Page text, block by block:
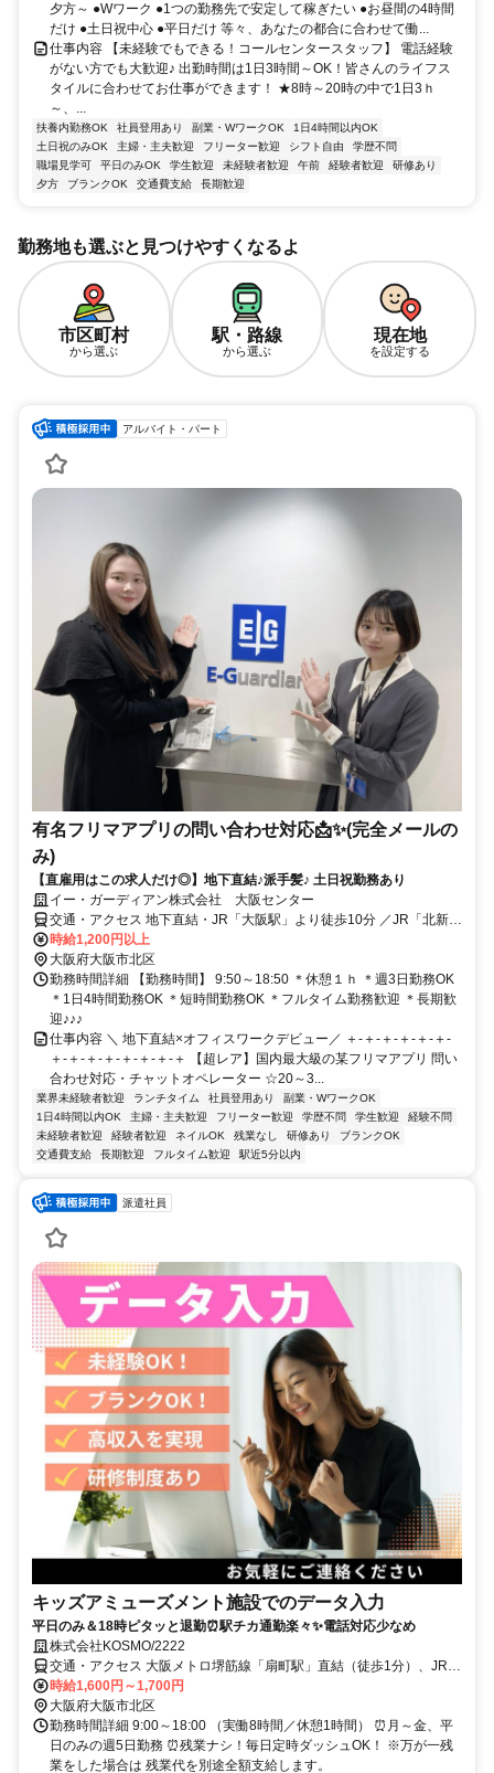
夕方～ ●Wワーク ●1つの勤務先で安定して稼ぎたい ●お昼間の4時間
だけ ●土日祝中心 ●平日だけ 等々、あなたの都合に合わせて働...
仕事内容 【未経験でもできる！コールセンタースタッフ】 電話経験
がない方でも大歓迎♪ 出勤時間は1日3時間～OK！皆さんのライフス
タイルに合わせてお仕事ができます！ ★8時～20時の中で1日3ｈ
～、...
扶養内勤務OK 社員登用あり 副業・WワークOK
1日4時間以内OK
土日祝のみOK
主婦・主夫歓迎 フリーター歓迎 シフト自由
学歴不問
職場見学可
平日のみOK 学生歓迎 未経験者歓迎 午前 経験者歓迎
研修あり
夕方
ブランクOK 交通費支給 長期歓迎
勤務地も選ぶと見つけやすくなるよ
市区町村
から選ぶ
駅・路線
から選ぶ
現在地
を設定する
アルバイト・パート
有名フリマアプリの問い合わせ対応📩✨(完全メールの
み)
【直雇用はこの求人だけ◎】地下直結♪派手髪♪ 土日祝勤務あり
イー・ガーディアン株式会社 大阪センター
交通・アクセス 地下直結・JR「大阪駅」より徒歩10分 ／JR「北新地
駅」より徒歩5分
時給1,200円以上
大阪府大阪市北区
勤務時間詳細 【勤務時間】 9:50～18:50 ＊休憩１ｈ ＊週3日勤務OK
＊1日4時間勤務OK ＊短時間勤務OK ＊フルタイム勤務歓迎 ＊長期歓
迎♪♪♪
仕事内容 ＼ 地下直結×オフィスワークデビュー／ ＋-＋-＋-＋-＋-＋-
＋-＋-＋-＋-＋-＋-＋-＋ 【超レア】国内最大級の某フリマアプリ 問い
合わせ対応・チャットオペレーター ☆20～3...
業界未経験者歓迎 ランチタイム 社員登用あり
副業・WワークOK
1日4時間以内OK
主婦・主夫歓迎 フリーター歓迎 学歴不問 学生歓迎
経験不問
未経験者歓迎
経験者歓迎 ネイルOK 残業なし 研修あり
ブランクOK
交通費支給
長期歓迎 フルタイム歓迎 駅近5分以内
派遣社員
キッズアミューズメント施設でのデータ入力
平日のみ＆18時ピタッと退勤⏰駅チカ通勤楽々✨電話対応少なめ
株式会社KOSMO/2222
交通・アクセス 大阪メトロ堺筋線「扇町駅」直結（徒歩1分）、JR環
状線「天満駅」より徒歩3分★自転車通勤相談可
時給1,600円～1,700円
大阪府大阪市北区
勤務時間詳細 9:00～18:00 （実働8時間／休憩1時間） ⏰月～金、平
日のみの週5日勤務 ⏰残業ナシ！毎日定時ダッシュOK！ ※万が一残
業をした場合は 残業代を別途全額支給します。